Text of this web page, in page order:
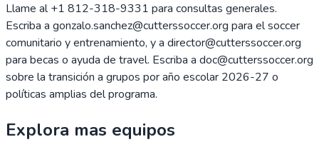
Llame al +1 812-318-9331 para consultas generales.
Escriba a gonzalo.sanchez@cutterssoccer.org para el soccer
comunitario y entrenamiento, y a director@cutterssoccer.org
para becas o ayuda de travel. Escriba a doc@cutterssoccer.org
sobre la transición a grupos por año escolar 2026-27 o
políticas amplias del programa.
Explora mas equipos